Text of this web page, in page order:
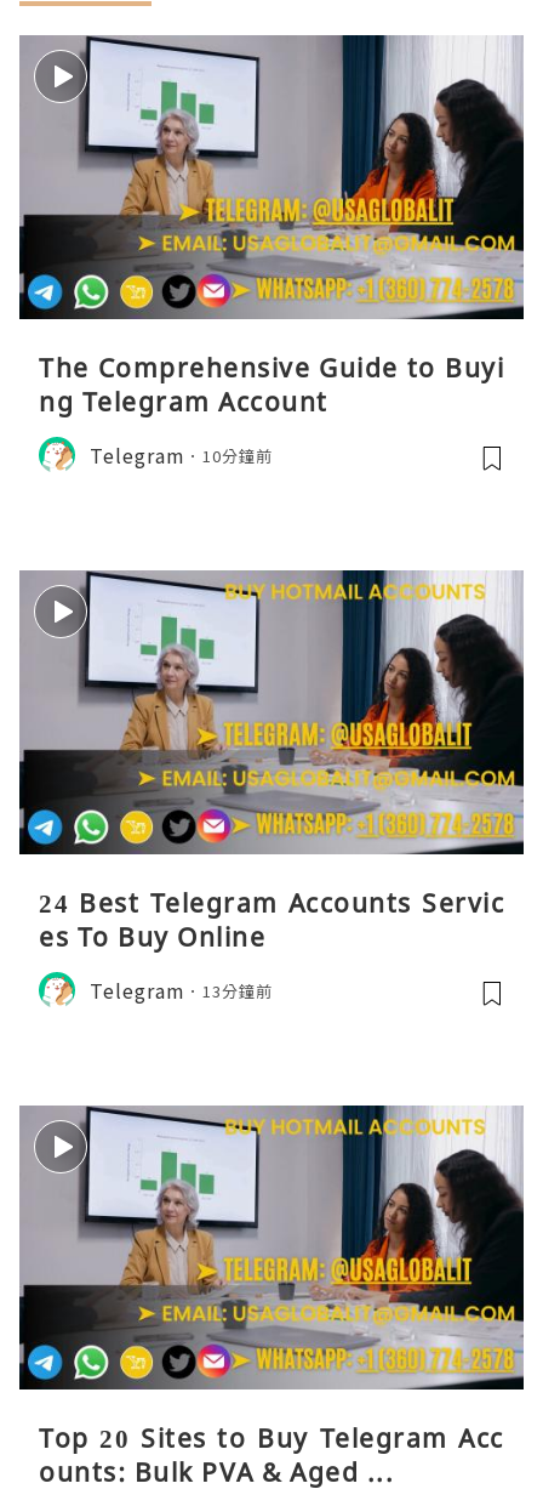
The Comprehensive Guide to Buyi
ng Telegram Account
Telegram 10分鐘前
24 Best Telegram Accounts Servic
es To Buy Online
Telegram 13分鐘前
Top 20 Sites to Buy Telegram Acc
ounts: Bulk PVA & Aged ...